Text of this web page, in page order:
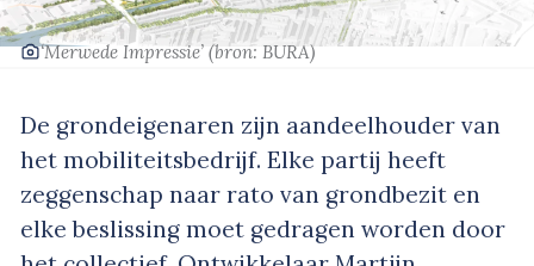
‘Merwede Impressie’ (bron: BURA)
De grondeigenaren zijn aandeelhouder van
het mobiliteitsbedrijf. Elke partij heeft
zeggenschap naar rato van grondbezit en
elke beslissing moet gedragen worden door